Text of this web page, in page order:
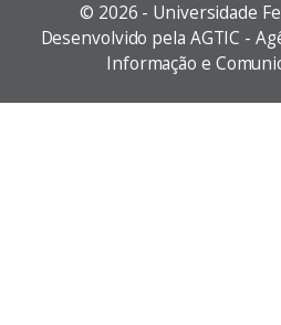
© 2026 - Universidade
Desenvolvido pela AGTIC -
Informação e